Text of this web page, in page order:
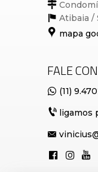
Atibaia /
mapa
FALE
(11)
ligamos